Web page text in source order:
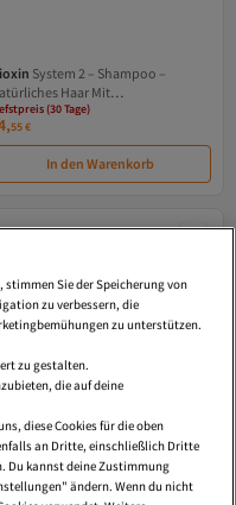
System 2 – Shampoo –
Haar Mit
Schwächung, 1000
(30 Tage)
Versand Kostenlos
Gratis Versand
(30 Tage)
55€
In den Warenkorb
stimmen Sie der Speicherung von
zu verbessern, die
zu unterstützen.
zu gestalten.
die auf deine
diese Cookies für die oben
an Dritte, einschließlich Dritte
Du kannst deine Zustimmung
ändern. Wenn du nicht